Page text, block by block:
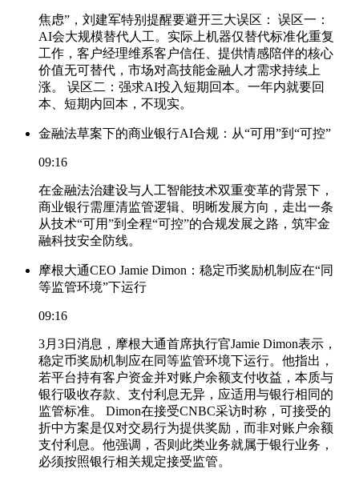
焦虑”，刘建军特别提醒要避开三大误区： 误区一：
AI会大规模替代人工。实际上机器仅替代标准化重复
工作，客户经理维系客户信任、提供情感陪伴的核心
价值无可替代，市场对高技能金融人才需求持续上
涨。 误区二：强求AI投入短期回本。一年内就要回
本、短期内回本，不现实。
金融法草案下的商业银行AI合规：从“可用”到“可控”
09:16
在金融法治建设与人工智能技术双重变革的背景下，
商业银行需厘清监管逻辑、明晰发展方向，走出一条
从技术“可用”到全程“可控”的合规发展之路，筑牢金
融科技安全防线。
摩根大通CEO Jamie Dimon：稳定币奖励机制应在“同
等监管环境”下运行
09:16
3月3日消息，摩根大通首席执行官Jamie Dimon表示，
稳定币奖励机制应在同等监管环境下运行。他指出，
若平台持有客户资金并对账户余额支付收益，本质与
银行吸收存款、支付利息无异，应适用与银行相同的
监管标准。 Dimon在接受CNBC采访时称，可接受的
折中方案是仅对交易行为提供奖励，而非对账户余额
支付利息。他强调，否则此类业务就属于银行业务，
必须按照银行相关规定接受监管。